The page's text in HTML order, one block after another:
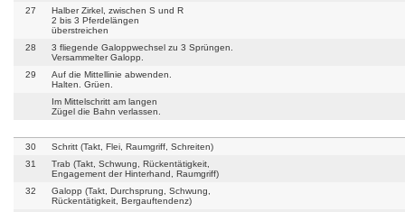
27
Halber Zirkel, zwischen S und R
2 bis 3 Pferdelängen
überstreichen
28
3 fliegende Galoppwechsel zu 3 Sprüngen.
Versammelter Galopp.
29
Auf die Mittellinie abwenden.
Halten. Grüen.
Im Mittelschritt am langen
Zügel die Bahn verlassen.
30
Schritt (Takt, Flei, Raumgriff, Schreiten)
31
Trab (Takt, Schwung, Rückentätigkeit,
Engagement der Hinterhand, Raumgriff)
32
Galopp (Takt, Durchsprung, Schwung,
Rückentätigkeit, Bergauftendenz)